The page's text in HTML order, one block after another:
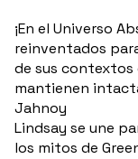
¡En el Universo
reinventados
de sus contextos
mantienen
Jahnoy
Lindsay se une
los mitos de